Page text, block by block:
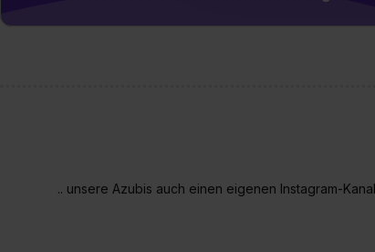
verfügen über kein
.. unsere Azubis auch einen eigenen Instagram-